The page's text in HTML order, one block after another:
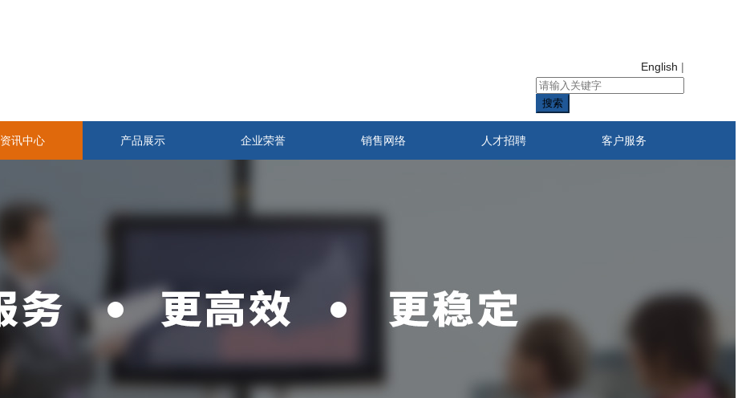
English |
搜索
资讯中心 产品展示 企业荣誉 销售网络 人才招聘 客户服务